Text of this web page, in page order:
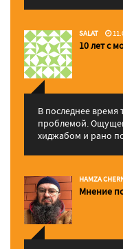
SALAT
10 лет с
В последнее время
проблемой.
хиджабом и рано
HAMZA
Мнение